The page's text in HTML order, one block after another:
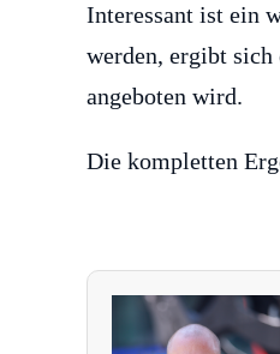
Interessant ist ein
werden, ergibt
angeboten wird.
Die kompletten